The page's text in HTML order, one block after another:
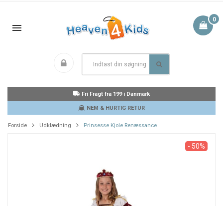
0
Fri Fragt fra 199 i Danmark
NEM & HURTIG RETUR
Forside Udklædning Prinsesse Kjole Renæssance
- 50%